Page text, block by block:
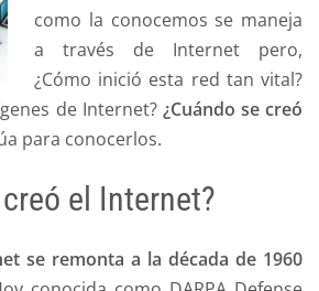
como la conocemos se maneja
a través de Internet pero,
¿Cómo inició esta red tan vital?
de Internet? ¿Cuándo se creó
para conocerlos.
el Internet?
se remonta a la década de 1960